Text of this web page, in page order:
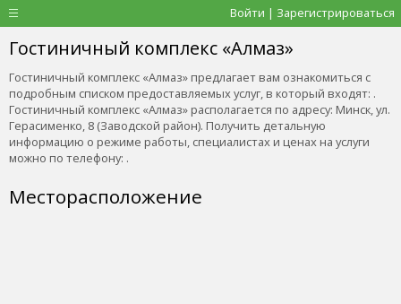
Войти | Зарегистрироваться
Гостиничный комплекс «Алмаз»
Гостиничный комплекс «Алмаз» предлагает вам ознакомиться с
подробным списком предоставляемых услуг, в который входят: .
Гостиничный комплекс «Алмаз» располагается по адресу: Минск, ул.
Герасименко, 8 (Заводской район). Получить детальную
информацию о режиме работы, специалистах и ценах на услуги
можно по телефону: .
Месторасположение